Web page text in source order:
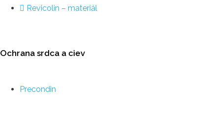
Revicolin – materiál
Ochrana srdca a ciev
Precondin